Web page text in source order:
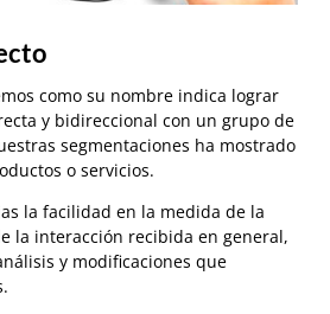
como su nombre indica lograr
y bidireccional con un grupo de
segmentaciones ha mostrado
o servicios.
la facilidad en la medida de la
la interacción recibida en general,
y modificaciones que